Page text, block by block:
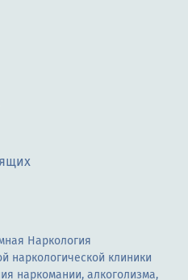
Наркология
наркологической клиники
наркомании, алкоголизма,